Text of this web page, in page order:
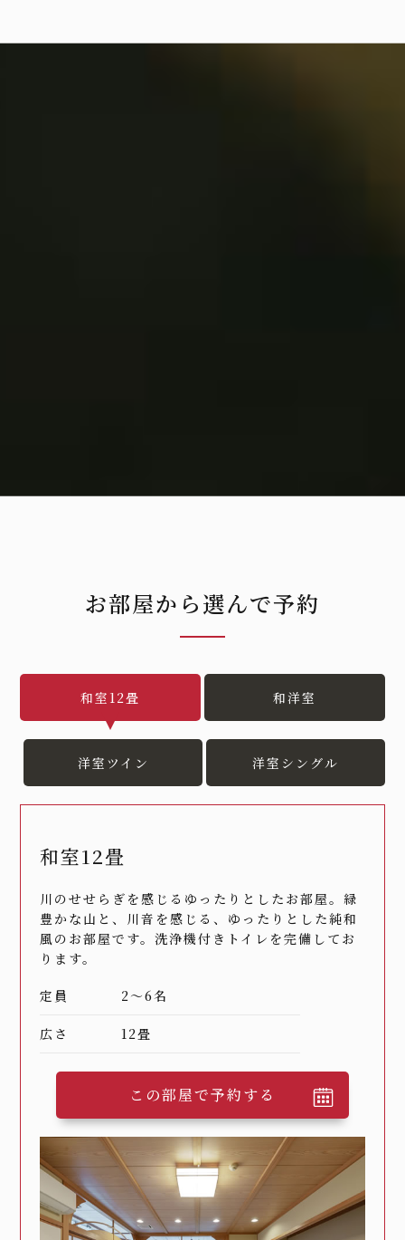
お部屋から選んで予約
和室12畳 和洋室
洋室ツイン 洋室シングル
和室12畳
川のせせらぎを感じるゆったりとしたお部屋。緑
豊かな山と、川音を感じる、ゆったりとした純和
風のお部屋です。洗浄機付きトイレを完備してお
ります。
定員 2～6名
広さ 12畳
この部屋で予約する